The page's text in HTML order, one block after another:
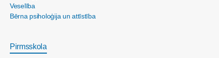
Veselība
Bērna psiholoģija un attīstība
Pirmsskola